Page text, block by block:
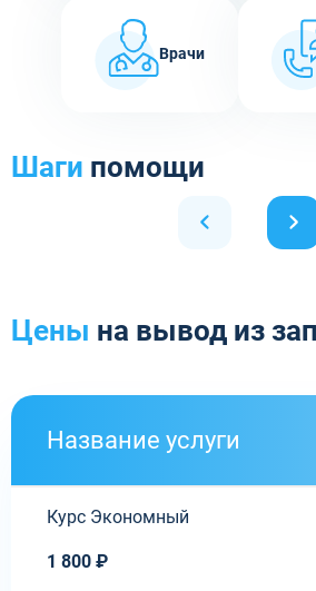
Врачи
Шаги помощи
Цены на вывод из
Название услуги
Курс Экономный
1 800 ₽